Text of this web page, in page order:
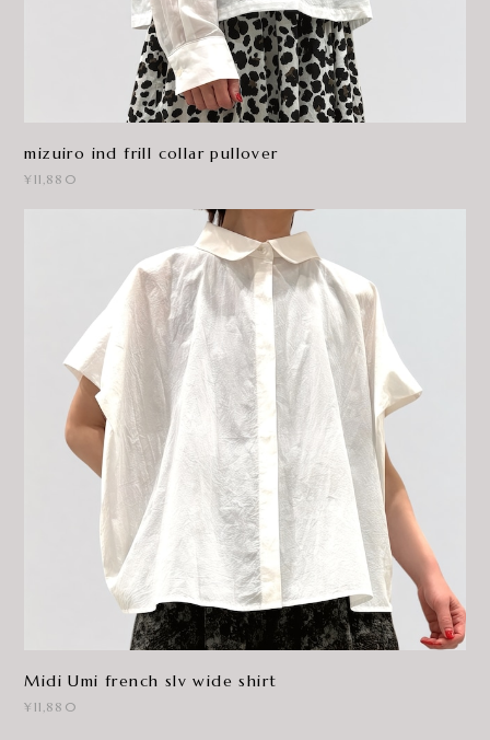
mizuiro ind frill collar pullover
¥11,880
Midi Umi french slv wide shirt
¥11,880